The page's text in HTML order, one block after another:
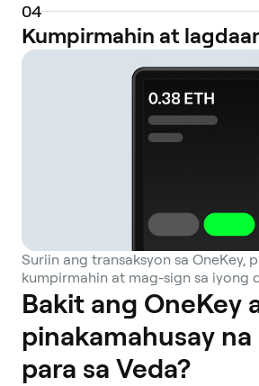
04
Kumpirmahin at
Suriin ang transaksyon sa OneKey,
kumpirmahin at mag-sign sa iyong
Bakit ang OneKey
pinakamahusay na
para sa Veda?